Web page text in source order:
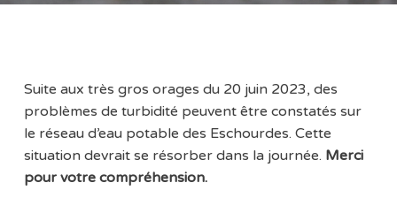
Suite aux très gros orages du 20 juin 2023, des
problèmes de turbidité peuvent être constatés sur
le réseau d’eau potable des Eschourdes. Cette
situation devrait se résorber dans la journée. Merci
pour votre compréhension.